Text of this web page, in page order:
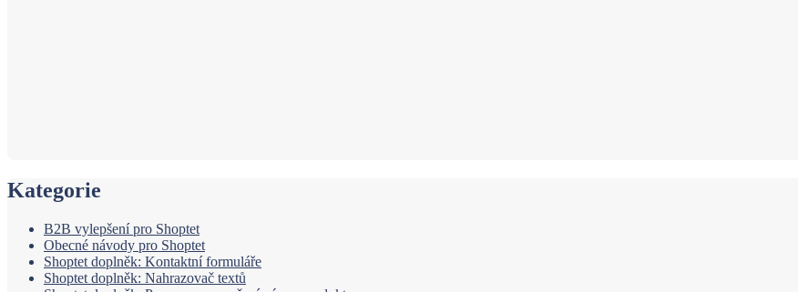
Kategorie
B2B vylepšení pro Shoptet
Obecné návody pro Shoptet
Shoptet doplněk: Kontaktní formuláře
Shoptet doplněk: Nahrazovač textů